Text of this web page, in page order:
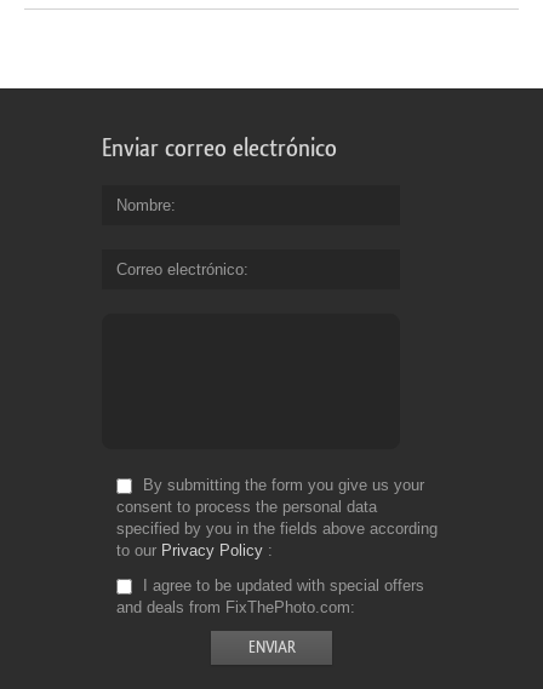
Enviar correo electrónico
Nombre
Correo electrónico
By submitting the form you give us your
consent to process the personal data
specified by you in the fields above according
to our Privacy Policy
I agree to be updated with special offers
and deals from FixThePhoto.com